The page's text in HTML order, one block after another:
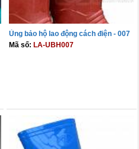
Ủng bảo hộ lao động cách điện - 007
Mã số: LA-UBH007